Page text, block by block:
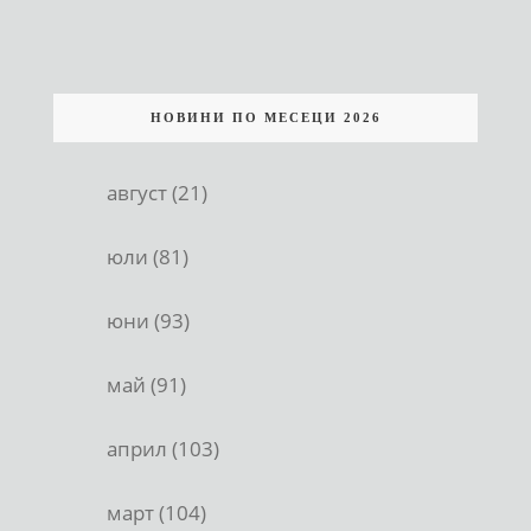
НОВИНИ ПО МЕСЕЦИ 2026
август (21)
юли (81)
юни (93)
май (91)
април (103)
март (104)